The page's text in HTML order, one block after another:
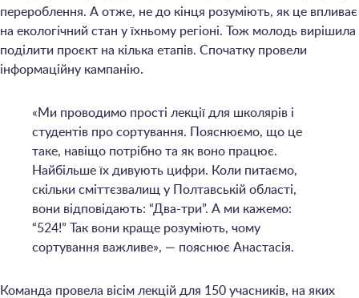
перероблення. А отже, не до кінця розуміють, як це впливає
на екологічний стан у їхньому регіоні. Тож молодь вирішила
поділити проєкт на кілька етапів. Спочатку провели
інформаційну кампанію.
«Ми проводимо прості лекції для школярів і
студентів про сортування. Пояснюємо, що це
таке, навіщо потрібно та як воно працює.
Найбільше їх дивують цифри. Коли питаємо,
скільки сміттєзвалищ у Полтавській області,
вони відповідають: “Два-три”. А ми кажемо:
“524!” Так вони краще розуміють, чому
сортування важливе», — пояснює Анастасія.
Команда провела вісім лекцій для 150 учасників, на яких